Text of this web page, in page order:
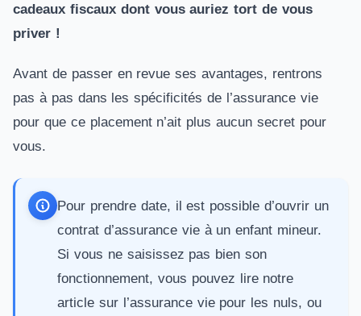
cadeaux fiscaux dont vous auriez tort de vous
priver !
Avant de passer en revue ses avantages, rentrons
pas à pas dans les spécificités de l’assurance vie
pour que ce placement n’ait plus aucun secret pour
vous.
Pour prendre date, il est possible d’ouvrir un
contrat d’assurance vie à un enfant mineur.
Si vous ne saisissez pas bien son
fonctionnement, vous pouvez lire notre
article sur l’assurance vie pour les nuls, ou